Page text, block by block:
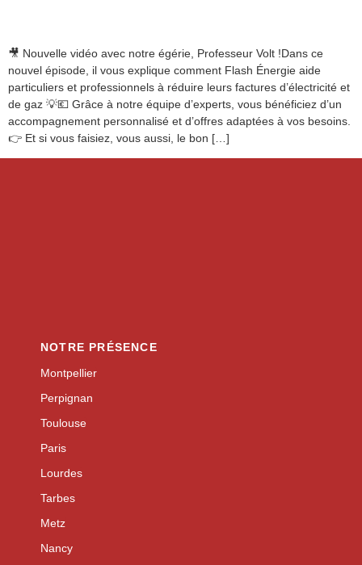
🎥 Nouvelle vidéo avec notre égérie, Professeur Volt !Dans ce
nouvel épisode, il vous explique comment Flash Énergie aide
particuliers et professionnels à réduire leurs factures d’électricité et
de gaz 💡💶 Grâce à notre équipe d’experts, vous bénéficiez d’un
accompagnement personnalisé et d’offres adaptées à vos besoins.
👉 Et si vous faisiez, vous aussi, le bon […]
NOTRE PRÉSENCE
Montpellier
Perpignan
Toulouse
Paris
Lourdes
Tarbes
Metz
Nancy